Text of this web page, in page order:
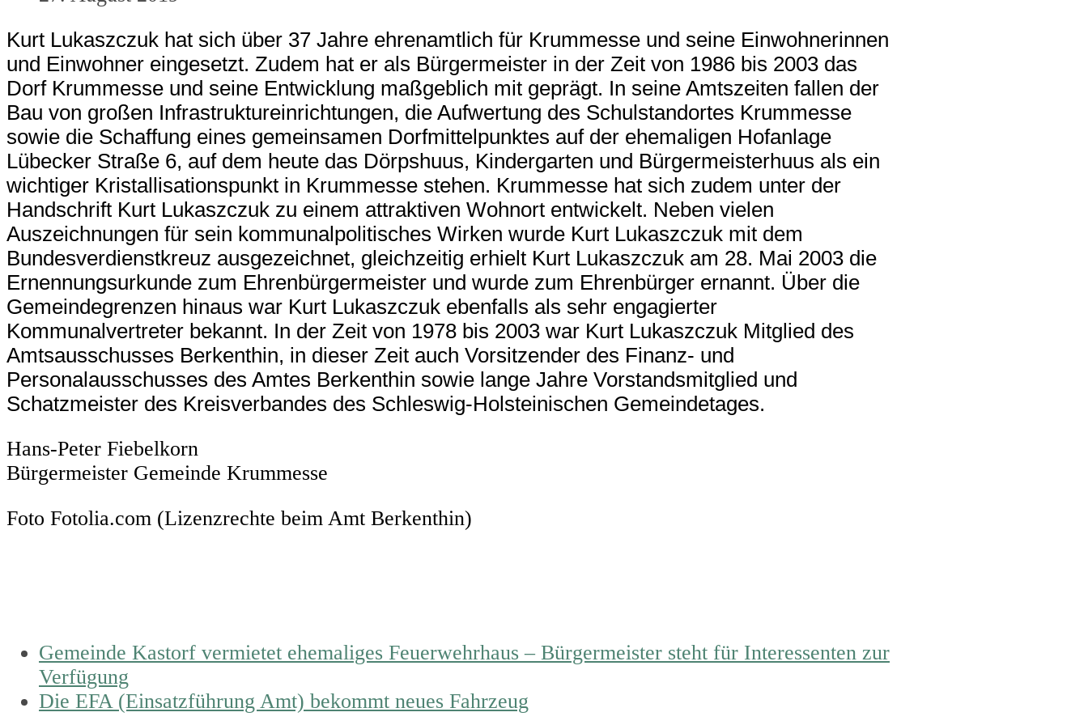
Kurt Lukaszczuk hat sich über 37 Jahre ehrenamtlich für Krummesse und seine Einwohnerinnen
und Einwohner eingesetzt. Zudem hat er als Bürgermeister in der Zeit von 1986 bis 2003 das
Dorf Krummesse und seine Entwicklung maßgeblich mit geprägt. In seine Amtszeiten fallen der
Bau von großen Infrastruktureinrichtungen, die Aufwertung des Schulstandortes Krummesse
sowie die Schaffung eines gemeinsamen Dorfmittelpunktes auf der ehemaligen Hofanlage
Lübecker Straße 6, auf dem heute das Dörpshuus, Kindergarten und Bürgermeisterhuus als ein
wichtiger Kristallisationspunkt in Krummesse stehen. Krummesse hat sich zudem unter der
Handschrift Kurt Lukaszczuk zu einem attraktiven Wohnort entwickelt. Neben vielen
Auszeichnungen für sein kommunalpolitisches Wirken wurde Kurt Lukaszczuk mit dem
Bundesverdienstkreuz ausgezeichnet, gleichzeitig erhielt Kurt Lukaszczuk am 28. Mai 2003 die
Ernennungsurkunde zum Ehrenbürgermeister und wurde zum Ehrenbürger ernannt. Über die
Gemeindegrenzen hinaus war Kurt Lukaszczuk ebenfalls als sehr engagierter
Kommunalvertreter bekannt. In der Zeit von 1978 bis 2003 war Kurt Lukaszczuk Mitglied des
Amtsausschusses Berkenthin, in dieser Zeit auch Vorsitzender des Finanz- und
Personalausschusses des Amtes Berkenthin sowie lange Jahre Vorstandsmitglied und
Schatzmeister des Kreisverbandes des Schleswig-Holsteinischen Gemeindetages.
Hans-Peter Fiebelkorn
Bürgermeister Gemeinde Krummesse
Foto Fotolia.com (Lizenzrechte beim Amt Berkenthin)
previous
post:
Gemeinde Kastorf vermietet ehemaliges Feuerwehrhaus – Bürgermeister steht für Interessenten zur
Verfügung
next
Die EFA (Einsatzführung Amt) bekommt neues Fahrzeug